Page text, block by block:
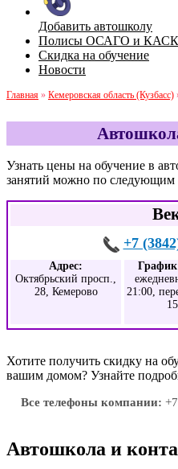
Добавить автошколу
Полисы ОСАГО и
Скидка на обучение
Новости
Главная » Кемеровская область (Кузбасс)
Узнать цены на обучение в
занятий можно по следующим
+7
Адрес:
Октябрьский просп.,
28, Кемерово
21:00,
Хотите получить скидку на
вашим домом? Узнайте
Все телефоны компании:
Автошкола и